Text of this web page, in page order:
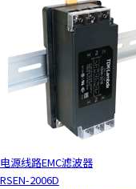
电源线路EMC滤波器
RSEN-2006D